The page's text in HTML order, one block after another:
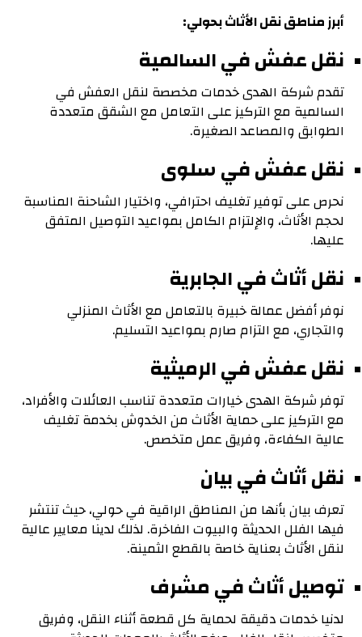
أبرز مناطق نقل الأثاث بحولي:
نقل عفش في السالمية
تقدم شركة الهدى خدمات مخصصة لنقل العفش في
السالمية مع التركيز على التعامل مع الشقق متعددة
الطوابق والمصاعد الصغيرة.
نقل عفش في سلوى
نحرص على توفير تغليف احترافي، واختيار الشاحنة المناسبة
لحجم الأثاث، والإلتزام الكامل بمواعيد التوصيل المتفق
عليها.
نقل أثاث في الجابرية
نوفر أفضل عمالة خبيرة بالتعامل مع الأثاث المنزلي
والتجاري، مع التزام صارم بمواعيد التسليم.
نقل عفش في الرميثية
توفر شركة الهدى خيارات متعددة تناسب العائلات والأفراد،
مع التركيز على حماية الأثاث من الخدوش بخدمة تغليف
عالية الكفاءة، وفريق عمل متخصص.
نقل أثاث في بيان
تعرف بيان بأنها من المناطق الراقية في حولي، حيث تنتشر
فيها الفلل الحديثة والبيوت الفاخرة. لذلك لدينا معايير عالية
لنقل الأثاث بعناية خاصة بالقطع الثمينة.
توصيل أثاث في مشرف
لدنيا خدمات دقيقة لحماية كل قطعة أثناء النقل، وفريق